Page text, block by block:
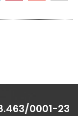
0001-23